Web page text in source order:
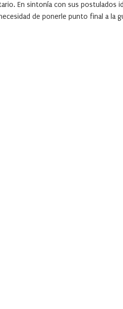
En sintonía con sus postulados
de ponerle punto final a la